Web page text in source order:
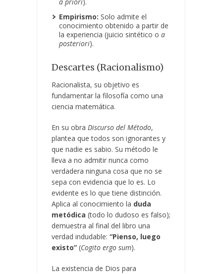
a priori).
Empirismo: Solo admite el
conocimiento obtenido a partir de
la experiencia (juicio sintético o a
posteriori).
Descartes (Racionalismo)
Racionalista, su objetivo es
fundamentar la filosofía como una
ciencia matemática.
En su obra Discurso del Método,
plantea que todos son ignorantes y
que nadie es sabio. Su método le
lleva a no admitir nunca como
verdadera ninguna cosa que no se
sepa con evidencia que lo es. Lo
evidente es lo que tiene distinción.
Aplica al conocimiento la duda
metódica (todo lo dudoso es falso);
demuestra al final del libro una
verdad indudable: “Pienso, luego
existo” (Cogito ergo sum).
La existencia de Dios para